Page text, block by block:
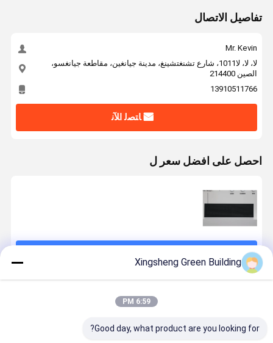
تفاصيل الاتصال
Mr. Kevin
لا، لا، لا1011، شارع تشنغتشينغ، مدينة جيانغين، مقاطعة جيانغسو،
الصين 214400
13910511766
ﺎﺘﺼﻟ ﺍﻶﻧ
احصل على افضل سعر ل
Xingsheng Green Building
6:59 PM
Good day, what product are you looking for?